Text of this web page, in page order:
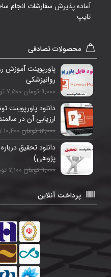
آماده پذیرش سفارشات انجام
تایپ
محصولات تصادفی
پاورپوینت آموزش
روانپزشکی
9,000 تومان 7,500 تومان
دانلود
ارزیابی آن در
12,000 تومان 10,400 تومان
دانلود تحقیق
پژوهی)
9,000 تومان 7,100 تومان
پرداخت آنلاین